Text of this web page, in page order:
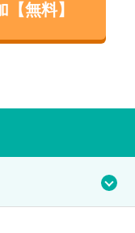
無料】